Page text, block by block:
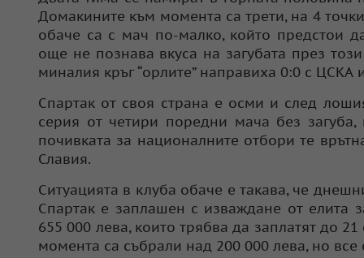
Домакините към момента са трети, на 4
обаче са с мач по-малко, който предстои
още не познава вкуса на загубата през
миналия кръг “орлите” направиха 0:0 с
Спартак от своя страна е осми и след
серия от четири поредни мача без
почивката за националните отбори те
Славия.
Ситуацията в клуба обаче е такава, че
Спартак е заплашен с изваждане от елита
655 000 лева, които трябва да заплатят до
момента са събрали над 200 000 лева, но